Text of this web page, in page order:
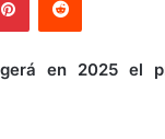
en 2025